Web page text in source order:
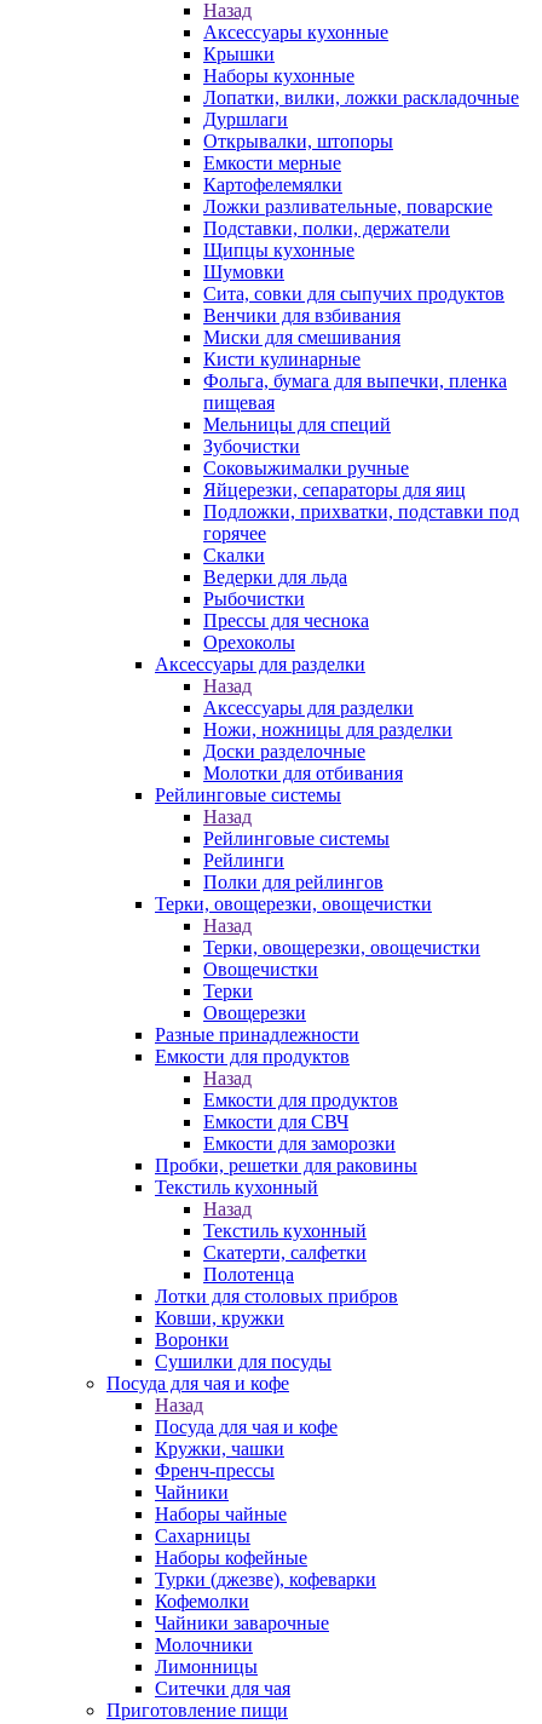
Назад
Аксессуары кухонные
Крышки
Наборы кухонные
Лопатки, вилки, ложки раскладочные
Дуршлаги
Открывалки, штопоры
Емкости мерные
Картофелемялки
Ложки разливательные, поварские
Подставки, полки, держатели
Щипцы кухонные
Шумовки
Сита, совки для сыпучих продуктов
Венчики для взбивания
Миски для смешивания
Кисти кулинарные
Фольга, бумага для выпечки, пленка
пищевая
Мельницы для специй
Зубочистки
Соковыжималки ручные
Яйцерезки, сепараторы для яиц
Подложки, прихватки, подставки под
горячее
Скалки
Ведерки для льда
Рыбочистки
Прессы для чеснока
Орехоколы
Аксессуары для разделки
Назад
Аксессуары для разделки
Ножи, ножницы для разделки
Доски разделочные
Молотки для отбивания
Рейлинговые системы
Назад
Рейлинговые системы
Рейлинги
Полки для рейлингов
Терки, овощерезки, овощечистки
Назад
Терки, овощерезки, овощечистки
Овощечистки
Терки
Овощерезки
Разные принадлежности
Емкости для продуктов
Назад
Емкости для продуктов
Емкости для СВЧ
Емкости для заморозки
Пробки, решетки для раковины
Текстиль кухонный
Назад
Текстиль кухонный
Скатерти, салфетки
Полотенца
Лотки для столовых прибров
Ковши, кружки
Воронки
Сушилки для посуды
Посуда для чая и кофе
Назад
Посуда для чая и кофе
Кружки, чашки
Френч-прессы
Чайники
Наборы чайные
Сахарницы
Наборы кофейные
Турки (джезве), кофеварки
Кофемолки
Чайники заварочные
Молочники
Лимонницы
Ситечки для чая
Приготовление пищи